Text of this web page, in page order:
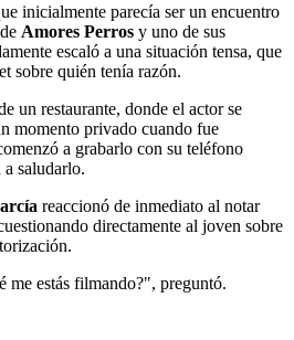
inicialmente parecía ser un encuentro
Amores Perros y uno de sus
escaló a una situación tensa, que
sobre quién tenía razón.
un restaurante, donde el actor se
momento privado cuando fue
a grabarlo con su teléfono
a saludarlo.
reaccionó de inmediato al notar
directamente al joven sobre
me estás filmando?", preguntó.